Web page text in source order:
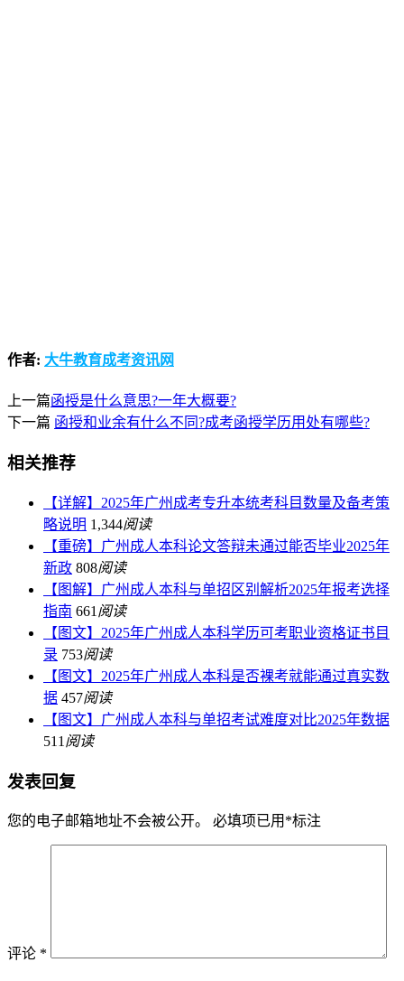
作者: 大牛教育成考资讯网
上一篇函授是什么意思?一年大概要?
下一篇 函授和业余有什么不同?成考函授学历用处有哪些?
相关推荐
【详解】2025年广州成考专升本统考科目数量及备考策
略说明 1,344阅读
【重磅】广州成人本科论文答辩未通过能否毕业2025年
新政 808阅读
【图解】广州成人本科与单招区别解析2025年报考选择
指南 661 阅读
【图文】2025年广州成人本科学历可考职业资格证书目
录 753阅读
【图文】2025年广州成人本科是否裸考就能通过真实数
据 457阅读
【图文】广州成人本科与单招考试难度对比2025年数据
511 阅读
发表回复
您的电子邮箱地址不会被公开。 必填项已用 *标注
评论 *